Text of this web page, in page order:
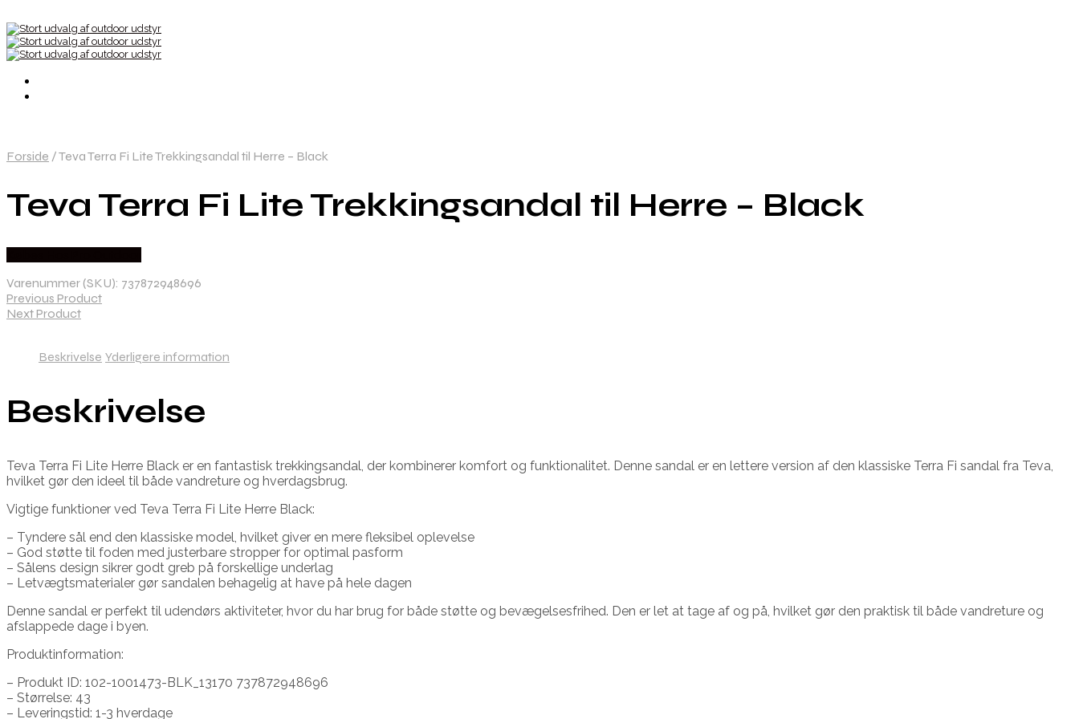
Forside /Teva Terra Fi Lite Trekkingsandal til Herre – Black
Teva Terra Fi Lite Trekkingsandal til Herre – Black
Varenummer (SKU): 737872948696
Previous Product
Next Product
Beskrivelse Yderligere information
Beskrivelse
Teva Terra Fi Lite Herre Black er en fantastisk trekkingsandal, der kombinerer komfort og funktionalitet. Denne sandal er en lettere version af den klassiske Terra Fi sandal fra Teva,
hvilket gør den ideel til både vandreture og hverdagsbrug.
Vigtige funktioner ved Teva Terra Fi Lite Herre Black:
– Tyndere sål end den klassiske model, hvilket giver en mere fleksibel oplevelse
– God støtte til foden med justerbare stropper for optimal pasform
– Sålens design sikrer godt greb på forskellige underlag
– Letvægtsmaterialer gør sandalen behagelig at have på hele dagen
Denne sandal er perfekt til udendørs aktiviteter, hvor du har brug for både støtte og bevægelsesfrihed. Den er let at tage af og på, hvilket gør den praktisk til både vandreture og
afslappede dage i byen.
Produktinformation:
– Produkt ID: 102-1001473-BLK_13170 737872948696
– Størrelse: 43
– Leveringstid: 1-3 hverdage